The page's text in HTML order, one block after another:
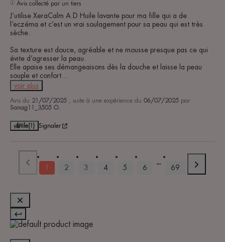
Avis collecté par un tiers
J’utilise XeraCalm A.D Huile lavante pour ma fille qui a de
l’eczéma et c’est un vrai soulagement pour sa peau qui est très
sèche.
Sa texture est douce, agréable et ne mousse presque pas ce qui
évite d’agresser la peau.
Elle apaise ses démangeaisons dès la douche et laisse la peau
souple et confort
voir plus
Avis du 21/07/2025 , suite à une expérience du 06/07/2025 par
Sanag11_3505 O.
Utile(1) Signaler
2 3 4 5 6 69